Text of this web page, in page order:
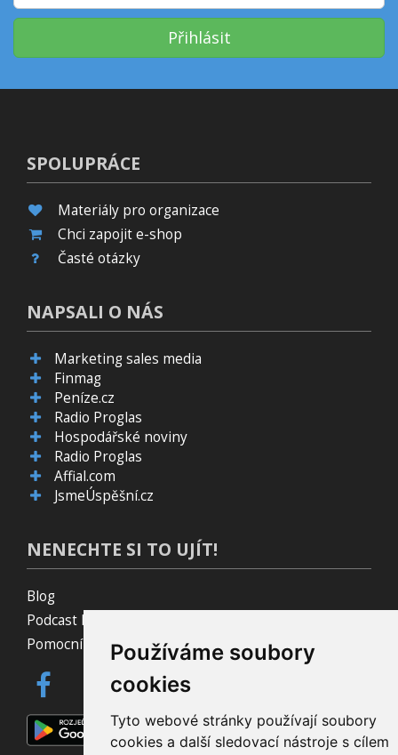
Používáme soubory
cookies
Tyto webové stránky používají soubory
cookies a další sledovací nástroje s cílem
Přihlásit
SPOLUPRÁCE
Materiály pro organizace
Chci zapojit e-shop
Časté otázky
NAPSALI O NÁS
Marketing sales media
Finmag
Peníze.cz
Radio Proglas
Hospodářské noviny
Radio Proglas
Affial.com
JsmeÚspěšní.cz
NENECHTE SI TO UJÍT!
Blog
Podcast Pijavice
Pomocník do prohlížeče